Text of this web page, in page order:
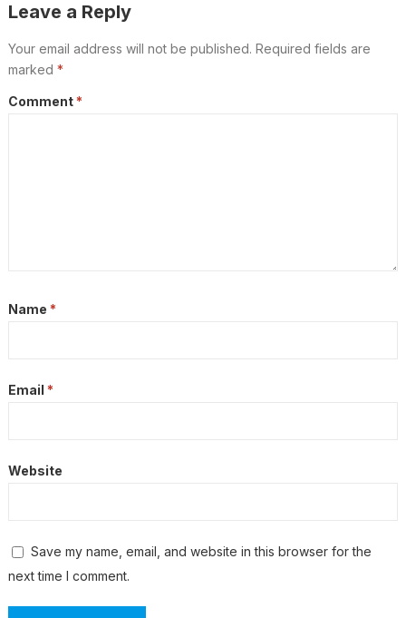
Leave a Reply
Your email address will not be published. Required fields are
marked *
Comment *
Name *
Email *
Website
Save my name, email, and website in this browser for the
next time I comment.